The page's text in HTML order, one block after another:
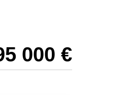
000 €